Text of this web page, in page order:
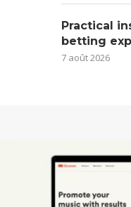
Practical
betting
7 août 2026